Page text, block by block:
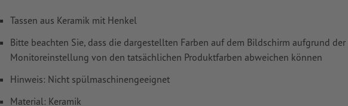
Tassen aus Keramik mit Henkel
Bitte beachten Sie, dass die dargestellten Farben auf dem Bildschirm aufgrund
Monitoreinstellung von den tatsächlichen Produktfarben abweichen können
Hinweis: Nicht spülmaschinengeeignet
Material: Keramik